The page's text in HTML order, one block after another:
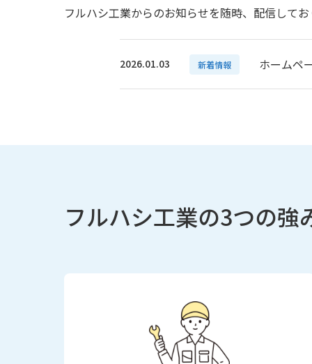
フルハシ工業からのお知らせを随時、配信してお
2026.01.03 新着情報 ホームペ
フルハシ工業の3つの強